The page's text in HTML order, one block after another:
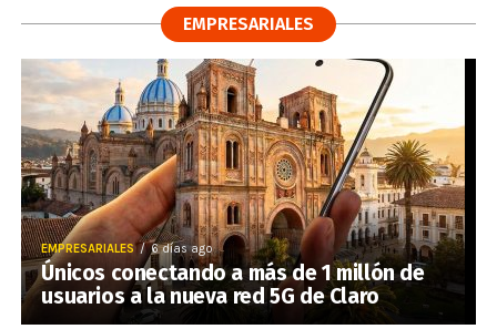
EMPRESARIALES
EMPRESARIALES 6 días ago
Únicos conectando a más de 1 millón de
usuarios a la nueva red 5G de Claro